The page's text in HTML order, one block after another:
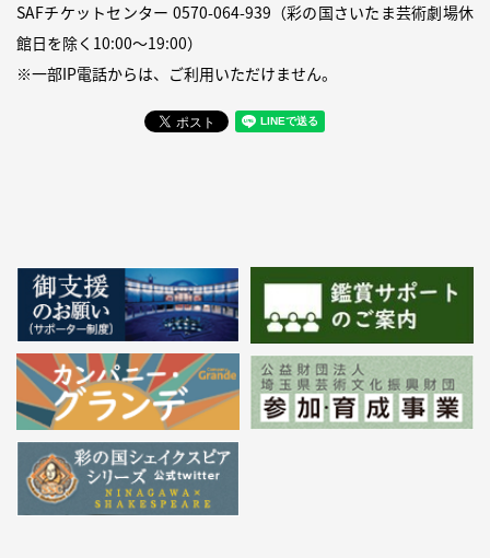
SAFチケットセンター 0570-064-939 （彩の国さいたま芸術劇場休
館日を除く10:00〜19:00）
※一部IP電話からは、ご利用いただけません。